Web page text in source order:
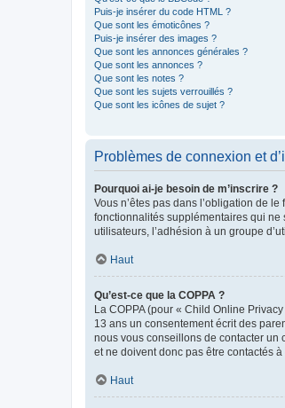
Puis-je insérer du code HTML ?
Que sont les émoticônes ?
Puis-je insérer des images ?
Que sont les annonces générales ?
Que sont les annonces ?
Que sont les notes ?
Que sont les sujets verrouillés ?
Que sont les icônes de sujet ?
Problèmes de connexion et
Pourquoi ai-je besoin de m’inscrire ?
Vous n’êtes pas dans l’obligation de
fonctionnalités supplémentaires qui ne
utilisateurs, l’adhésion à un groupe
Haut
Qu’est-ce que la COPPA ?
La COPPA (pour « Child Online
13 ans un consentement écrit des
nous vous conseillons de contacter un
et ne doivent donc pas être contactés
Haut